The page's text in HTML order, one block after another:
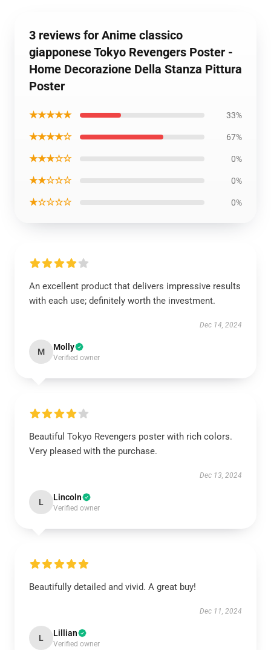
3 reviews for Anime classico
giapponese Tokyo Revengers Poster -
Home Decorazione Della Stanza Pittura
Poster
★★★★★ 33%
★★★★☆ 67%
★★★☆☆ 0%
★★☆☆☆ 0%
★☆☆☆☆ 0%
An excellent product that delivers impressive results
with each use; definitely worth the investment.
Dec 14, 2024
M Molly
Verified owner
Beautiful Tokyo Revengers poster with rich colors.
Very pleased with the purchase.
Dec 13, 2024
L Lincoln
Verified owner
Beautifully detailed and vivid. A great buy!
Dec 11, 2024
L Lillian
Verified owner